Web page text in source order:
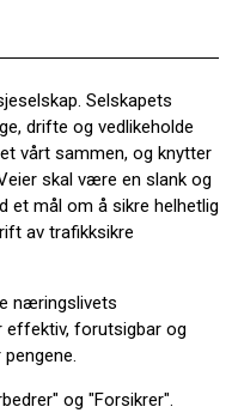
Selskapets
drifte og vedlikeholde
vårt sammen, og knytter
skal være en slank og
et mål om å sikre helhetlig
av trafikksikre
næringslivets
effektiv, forutsigbar og
og "Forsikrer".